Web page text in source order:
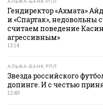
АЛЬФА-БАНК РПЛ
Гендиректор «Ахмата»
и «Спартак», недовольны
считаем поведение
агрессивным»
13:14
АЛЬФА-БАНК РПЛ
Звезда российского
допинге. И с честью
12:40